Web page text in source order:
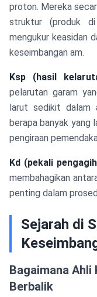
proton. Mereka
struktur (produk
mengukur keasidan
keseimbangan am.
Ksp (hasil
pelarutan garam
larut sedikit dalam
berapa banyak yang
pengiraan
Kd (pekali
membahagikan
penting dalam
Sejarah di
Bagaimana Ahli
Berbalik